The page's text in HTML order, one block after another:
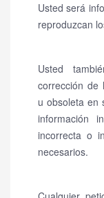
Usted será
reproduzcan
Usted
corrección de
u obsoleta en
información
incorrecta o
necesarios.